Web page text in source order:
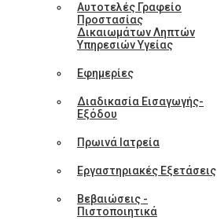
Αυτοτελές Γραφείο
Προστασίας
Δικαιωμάτων Ληπτών
Υπηρεσιών Υγείας
Εφημερίες
Διαδικασία Εισαγωγής-
Εξόδου
Πρωινά Ιατρεία
Εργαστηριακές Εξετάσεις
Βεβαιώσεις -
Πιστοποιητικά